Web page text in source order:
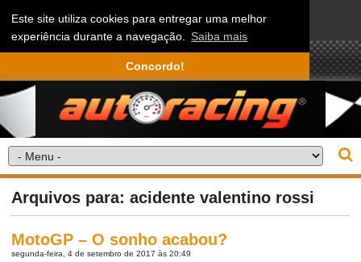
Este site utiliza cookies para entregar uma melhor
experiência durante a navegação. Saiba mais
Concordo!
Arquivos para: acidente valentino rossi
MotoGP – O sonho acabou?
segunda-feira, 4 de setembro de 2017 às 20:49